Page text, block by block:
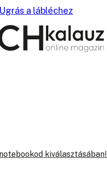
Ugrás a lábléchez
kiválasztásában!